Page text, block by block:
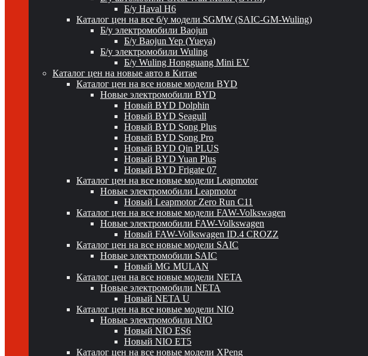
Б/у Haval H6
Каталог цен на все б/у модели SGMW (SAIC-GM-Wuling)
Б/у электромобили Baojun
Б/у Baojun Yep (Yueya)
Б/у электромобили Wuling
Б/у Wuling Hongguang Mini EV
Каталог цен на новые авто в Китае
Каталог цен на все новые модели BYD
Новые электромобили BYD
Новый BYD Dolphin
Новый BYD Seagull
Новый BYD Song Plus
Новый BYD Song Pro
Новый BYD Qin PLUS
Новый BYD Yuan Plus
Новый BYD Frigate 07
Каталог цен на все новые модели Leapmotor
Новые электромобили Leapmotor
Новый Leapmotor Zero Run C11
Каталог цен на все новые модели FAW-Volkswagen
Новые электромобили FAW-Volkswagen
Новый FAW-Volkswagen ID.4 CROZZ
Каталог цен на все новые модели SAIC
Новые электромобили SAIC
Новый MG MULAN
Каталог цен на все новые модели NETA
Новые электромобили NETA
Новый NETA U
Каталог цен на все новые модели NIO
Новые электромобили NIO
Новый NIO ES6
Новый NIO ET5
Каталог цен на все новые модели XPeng